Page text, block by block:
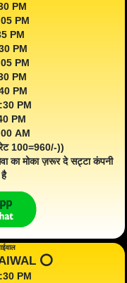
PM
PM
PM
PM
PM
PM
PM
PM
PM
AM
100=960/-))
का मोका ज़रूर दे सट्टा कंपनी
है
⭕️
PM